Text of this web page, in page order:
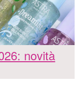
novità